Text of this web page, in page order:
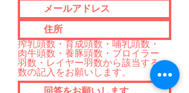
搾乳頭数・育成頭数・哺乳頭数・
肉牛頭数・養豚頭数・ブロイラー
羽数・レイヤー羽数から該当する
数の記入をお願いします。